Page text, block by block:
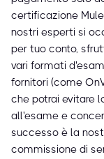
certificazione
nostri esperti si
per tuo conto,
vari formati
fornitori (come
che potrai evitare
all'esame e
successo è la
commissione di